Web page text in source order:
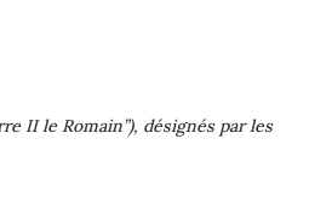
II le Romain”), désignés par les